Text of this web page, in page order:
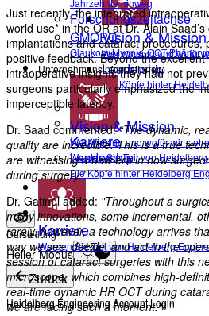
Vision & Mission
Wer wir sind und wofür
Leadership
Die Köpfe hinter
Karriere
Werden Sie Teil von
Kontakt
Darstellung
Heller Modus
Heidelberg Engineering Account Login
Jahrzehnte hinweg
Forschungszeitachse
GMOPC
Glaukom-Myopie-OCT-
Unternehmensinformationen
Vision & Mission
Wer wir sind und wofür wir
Leadership
Die Köpfe hinter Heidelberg
Karriere
Werden Sie Teil von Heidelberg
Zurück
Heidelberg Engineering Account Login
Just recently, the integrated
world use* in the OR at Dr. Alain
implantations and cataract procedures,
positive feedback. Beyond the
intraoperative insights they had not
surgeons particularly emphasized the
imperceptible latency.
Dr. Saad commented:“The dynamic,
quality are incredible. This is a true
are witnessing a new era in how
during surgery.”
Dr. Gatinel added: "Throughout a
many innovations, some incremental,
rarely, however, a technology arrives
way we see, decide, and act in the
session of cataract surgeries with this
microscope, which combines high-
real-time dynamic HR OCT during
we are facing such a moment.“